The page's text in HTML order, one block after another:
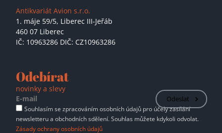
Antikvariát Avion s.r.o.
1. máje 59/5, Liberec III-Jeřáb
460 07 Liberec
IČ: 10963286 DIČ: CZ10963286
Odebírat
novinky a slevy
Odeslat
Souhlasím se zpracováním osobních údajů pro účely zasílání
newsletteru a obchodních sdělení. Souhlas můžete kdykoli odvolat.
Zásady ochrany osobních údajů